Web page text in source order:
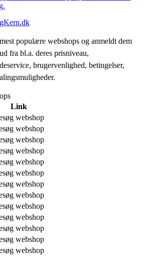
populære webshops og anmeldt dem
fra bl.a. deres prisniveau,
brugervenlighed, betingelser,
Link
webshop
webshop
webshop
webshop
webshop
webshop
webshop
webshop
webshop
webshop
webshop
webshop
webshop